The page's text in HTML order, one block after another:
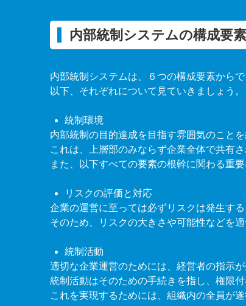
内部統制システムの構成要素
内部統制システムは、６つの構成要素からで
以下、それぞれについて見ていきましょう。
統制環境
内部統制の目的達成を目指す雰囲気のことを
これは、上層部のみならず企業全体で共有
また、以下すべての要素の根幹に関わる重
リスクの評価と対応
企業の運営に至っては必ずリスクは発生する
そのため、リスクの大きさや可能性などを
統制活動
適切な企業運営のためには、経営者の指示
統制活動はそのための手続きを指し、権限
これを実現するためには、組織内の全員が